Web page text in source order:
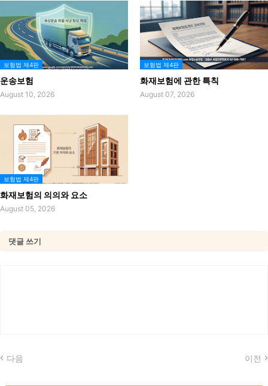
보험법 제4판
운송보험
August 10, 2026
보험법 제4판
화재보험에 관한 특칙
August 07, 2026
보험법 제4판
화재보험의 의의와 요소
August 05, 2026
댓글 쓰기
다음 이전